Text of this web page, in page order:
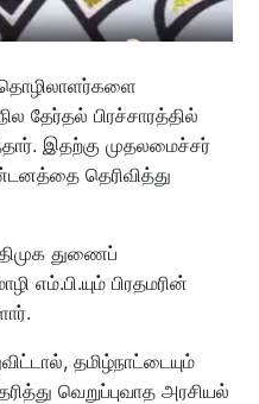
தொழிலாளர்களை
தேர்தல் பிரச்சாரத்தில்
இதற்கு முதலமைச்சர்
தெரிவித்து
துணைப்
எம்.பி.யும் பிரதமரின்
தமிழ்நாட்டையும்
வெறுப்புவாத அரசியல்